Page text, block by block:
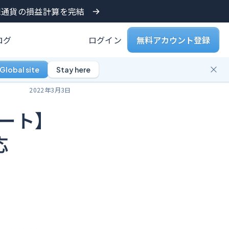
貨の損益計算を完結
グ ログイン 無料アカウント登録
site Stay here
2022年3月3日
】